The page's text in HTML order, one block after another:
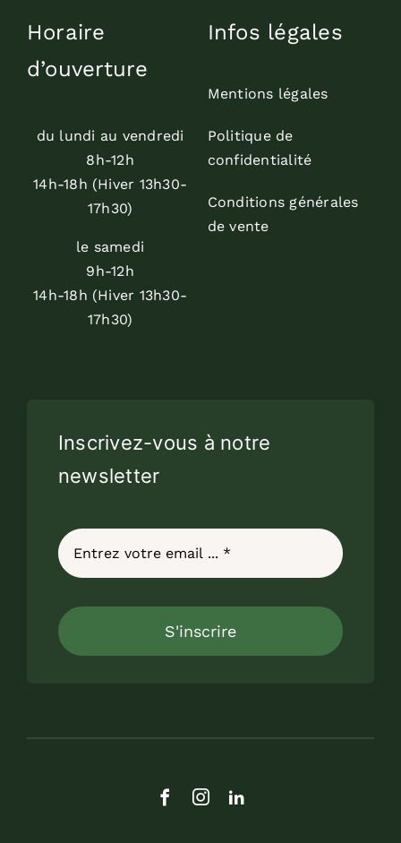
Horaire
d’ouverture
du lundi au vendredi
8h-12h
14h-18h (Hiver 13h30-
17h30)
le samedi
9h-12h
14h-18h (Hiver 13h30-
17h30)
Infos légales
Mentions légales
Politique de
confidentialité
Conditions générales
de vente
Inscrivez-vous à notre
newsletter
S'inscrire